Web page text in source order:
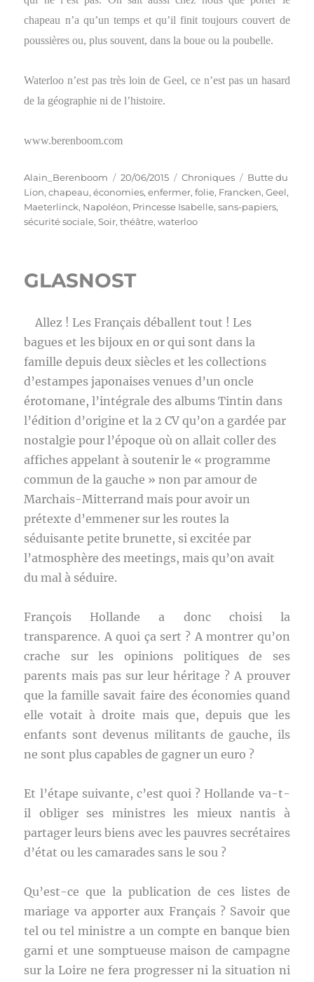
chapeau n’a qu’un temps et qu’il finit toujours couvert de
poussières ou, plus souvent, dans la boue ou la poubelle.
Waterloo n’est pas très loin de Geel, ce n’est pas un hasard
de la géographie ni de l’histoire.
www.berenboom.com
Auteur
Alain_Berenboom
Publié
le
20/06/2015 Catégories
Chroniques Étiquettes
Butte du
Lion,chapeau,économies,enfermer,folie, Francken,Geel,
Maeterlinck, Napoléon, Princesse Isabelle,sans-papiers,
sécurité sociale,Soir,théâtre,waterloo
GLASNOST
Allez ! Les Français déballent tout ! Les
bagues et les bijoux en or qui sont dans la
famille depuis deux siècles et les collections
d’estampes japonaises venues d’un oncle
érotomane, l’intégrale des albums Tintin dans
l’édition d’origine et la 2 CV qu’on a gardée par
nostalgie pour l’époque où on allait coller des
affiches appelant à soutenir le « programme
commun de la gauche » non par amour de
Marchais-Mitterrand mais pour avoir un
prétexte d’emmener sur les routes la
séduisante petite brunette, si excitée par
l’atmosphère des meetings, mais qu’on avait
du mal à séduire.
François Hollande a donc choisi la
transparence. A quoi ça sert ? A montrer qu’on
crache sur les opinions politiques de ses
parents mais pas sur leur héritage ? A prouver
que la famille savait faire des économies quand
elle votait à droite mais que, depuis que les
enfants sont devenus militants de gauche, ils
ne sont plus capables de gagner un euro ?
Et l’étape suivante, c’est quoi ? Hollande va-t-
il obliger ses ministres les mieux nantis à
partager leurs biens avec les pauvres secrétaires
d’état ou les camarades sans le sou ?
Qu’est-ce que la publication de ces listes de
mariage va apporter aux Français ? Savoir que
tel ou tel ministre a un compte en banque bien
garni et une somptueuse maison de campagne
sur la Loire ne fera progresser ni la situation ni